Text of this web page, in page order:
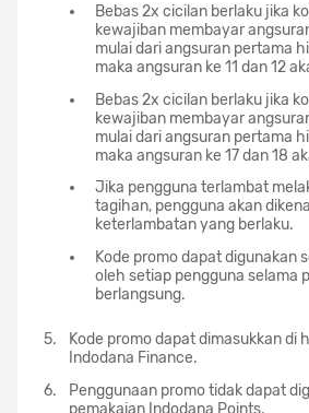
Bebas 2x cicilan berlaku jika
kewajiban membayar
mulai dari angsuran pertama
maka angsuran ke 11 dan 12
Bebas 2x cicilan berlaku jika
kewajiban membayar
mulai dari angsuran pertama
maka angsuran ke 17 dan 18
Jika pengguna terlambat
tagihan, pengguna akan
keterlambatan yang berlaku.
Kode promo dapat digunakan
oleh setiap pengguna selama
berlangsung.
Kode promo dapat dimasukkan di
Indodana Finance.
Penggunaan promo tidak dapat
pemakaian Indodana Points.